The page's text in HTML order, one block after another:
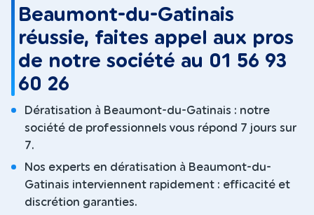
Beaumont-du-Gatinais
réussie, faites appel aux pros
de notre société au 01 56 93
60 26
Dératisation à Beaumont-du-Gatinais : notre
société de professionnels vous répond 7 jours sur
7.
Nos experts en dératisation à Beaumont-du-
Gatinais interviennent rapidement : efficacité et
discrétion garanties.